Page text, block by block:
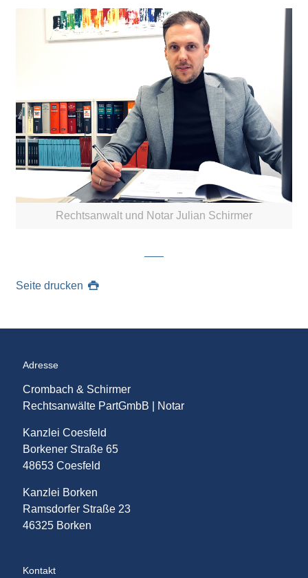
Rechtsanwalt und Notar Julian Schirmer
Seite drucken
Adresse
Crombach & Schirmer
Rechtsanwälte PartGmbB | Notar
Kanzlei Coesfeld
Borkener Straße 65
48653 Coesfeld
Kanzlei Borken
Ramsdorfer Straße 23
46325 Borken
Kontakt